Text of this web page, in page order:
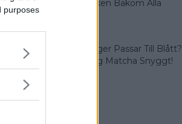
purposes
Symboliken Bakom Alla
Vilka Färger Passar Till Blått?
Vi Lär Dig Matcha Snyggt!